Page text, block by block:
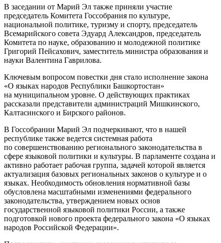
В заседании от Марий Эл также приняли участие
председатель Комитета Госсобрания по культуре,
национальной политике, туризму и спорту, председатель
Всемарийского совета Эдуард Александров, председатель
Комитета по науке, образованию и молодежной политике
Григорий Пейсахович, заместитель министра образования и
науки Валентина Гаврилова.
Ключевым вопросом повестки дня стало исполнение закона
«О языках народов Республики Башкортостан»
на муниципальном уровне. О действующих практиках
рассказали представители администраций Мишкинского,
Калтасинского и Бирского районов.
В Госсобрании Марий Эл подчеркивают, что в нашей
республике также ведется системная работа
по совершенствованию регионального законодательства в
сфере языковой политики и культуры. В парламенте создана и
активно работает рабочая группа, задачей которой является
актуализация базовых региональных законов о культуре и о
языках. Необходимость обновления нормативной базы
обусловлена масштабными изменениями федерального
законодательства, утверждением новых основ
государственной языковой политики России, а также
подготовкой нового проекта федерального закона «О языках
народов Российской Федерации».